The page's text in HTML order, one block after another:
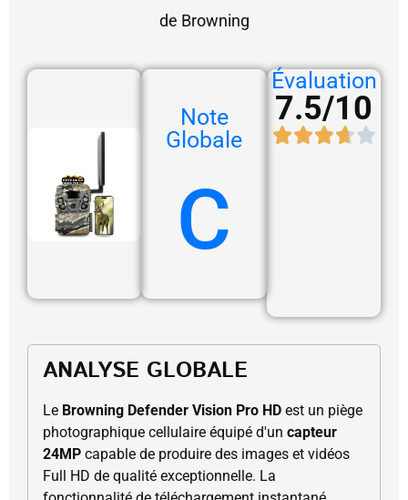
de Browning
Note
Globale
C
Évaluation
7.5/10
ANALYSE GLOBALE
Le Browning Defender Vision Pro HD est un piège
photographique cellulaire équipé d'un capteur
24MP capable de produire des images et vidéos
Full HD de qualité exceptionnelle. La